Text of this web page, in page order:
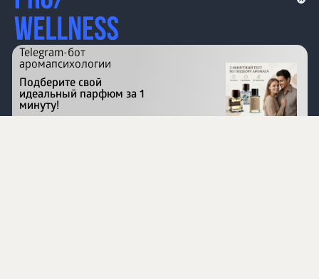
Перейти на сайт
Telegram-бот
аромапсихологии
Подберите свой
идеальный парфюм за 1
минуту!